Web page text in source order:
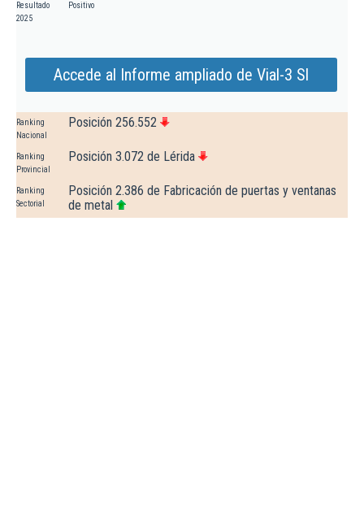
Resultado
2025
Positivo
Accede al Informe ampliado de Vial-3 Sl
Ranking
Nacional
Posición 256.552
Ranking
Provincial
Posición 3.072 de Lérida
Ranking
Sectorial
Posición 2.386 de Fabricación de puertas y ventanas
de metal